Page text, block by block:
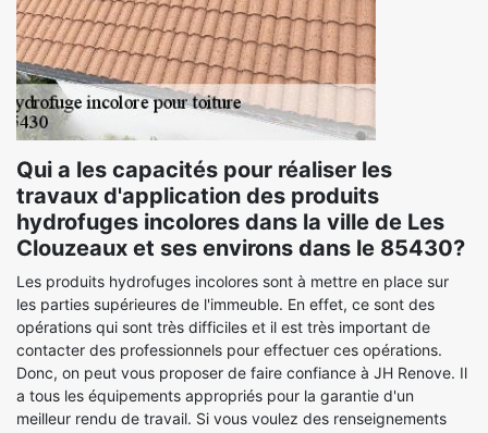
Qui a les capacités pour réaliser les
travaux d'application des produits
hydrofuges incolores dans la ville de Les
Clouzeaux et ses environs dans le 85430?
Les produits hydrofuges incolores sont à mettre en place sur
les parties supérieures de l'immeuble. En effet, ce sont des
opérations qui sont très difficiles et il est très important de
contacter des professionnels pour effectuer ces opérations.
Donc, on peut vous proposer de faire confiance à JH Renove. Il
a tous les équipements appropriés pour la garantie d'un
meilleur rendu de travail. Si vous voulez des renseignements